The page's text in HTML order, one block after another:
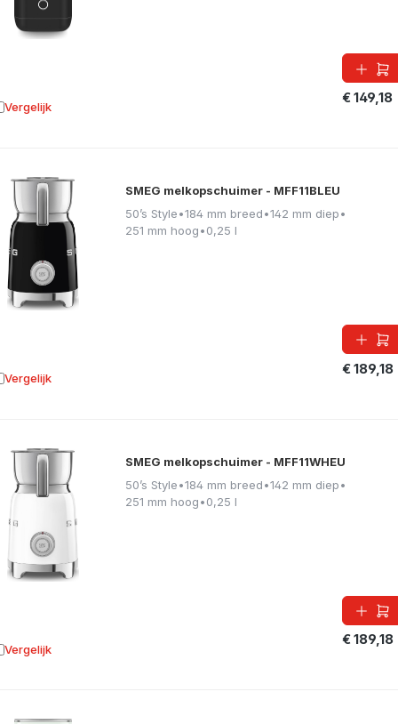
€ 149,18
Vergelijk aan vergelijking
SMEG melkopschuimer - MFF11BLEU
50’s Style•184 mm breed•142 mm diep•
251 mm hoog•0,25 l
€ 189,18
Vergelijk aan vergelijking
SMEG melkopschuimer - MFF11WHEU
50’s Style•184 mm breed•142 mm diep•
251 mm hoog•0,25 l
€ 189,18
Vergelijk aan vergelijking